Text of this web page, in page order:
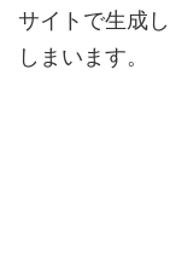
サイトで生成
しまいます。